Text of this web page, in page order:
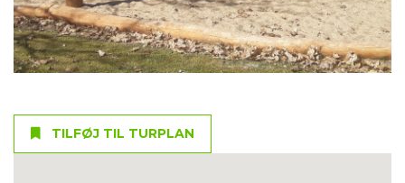
TILFØJ TIL TURPLAN